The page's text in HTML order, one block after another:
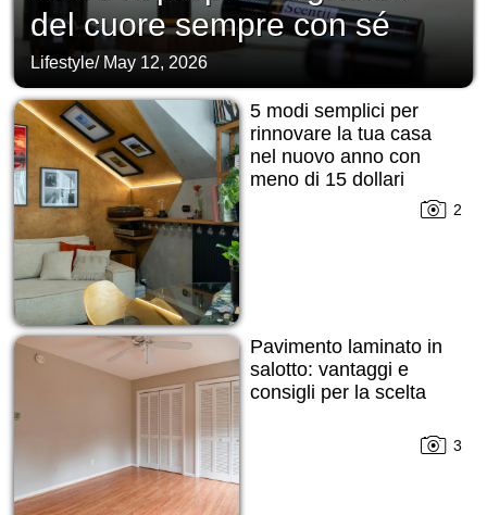
del cuore sempre con sé
Lifestyle/ May 12, 2026
5 modi semplici per
rinnovare la tua casa
nel nuovo anno con
meno di 15 dollari
2
Pavimento laminato in
salotto: vantaggi e
consigli per la scelta
3